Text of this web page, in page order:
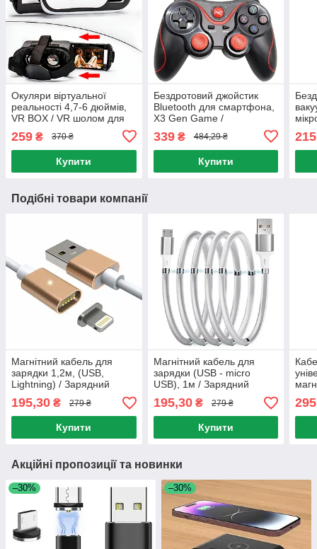
Окуляри віртуальної
реальності 4,7-6 дюймів,
VR BOX / VR шолом для
смартфона / VR окуляри /
3d окуляри
259 ₴ 370 ₴
Купити
Бездротовий джойстик
Bluetooth для смартфона,
X3 Gen Game /
339₴ 484,29 ₴
Купити
Подібні товари компанії
Магнітний кабель для
зарядки 1,2м, (USB,
Lightning) / Зарядний
Зарядний кабель
195,30 ₴ 279 ₴
Купити
Магнітний кабель для
зарядки (USB - micro
USB), 1м / Зарядний
кабель з магнітами / Шнур
для смартфону
195,30₴ 279 ₴
Купити
295
Акційні пропозиції та новинки
–30% –30%